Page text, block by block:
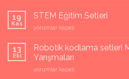
ve
için
19
Kas
STEM Eğitim Setleri
STEM
Setleri
için
yorumlar kapalı
13
Eki
Robotik kodlama setleri
Yarışmaları
Robotik
yorumlar kapalı